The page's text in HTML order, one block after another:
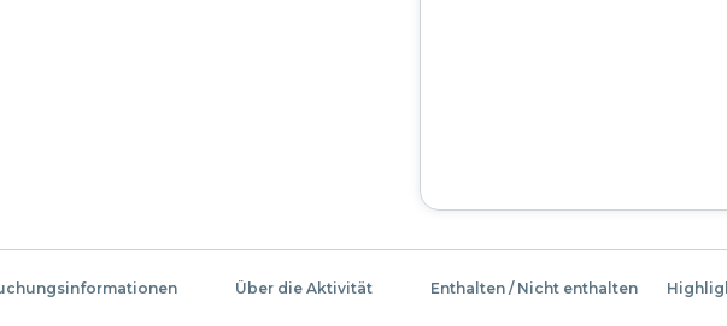
Über die Aktivität Enthalten / Nicht enthalten